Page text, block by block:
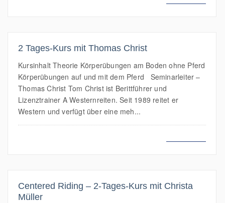
2 Tages-Kurs mit Thomas Christ
Kursinhalt Theorie Körperübungen am Boden ohne Pferd
Körperübungen auf und mit dem Pferd Seminarleiter –
Thomas Christ Tom Christ ist Berittführer und
Lizenztrainer A Westernreiten. Seit 1989 reitet er
Western und verfügt über eine meh...
Centered Riding – 2-Tages-Kurs mit Christa
Müller